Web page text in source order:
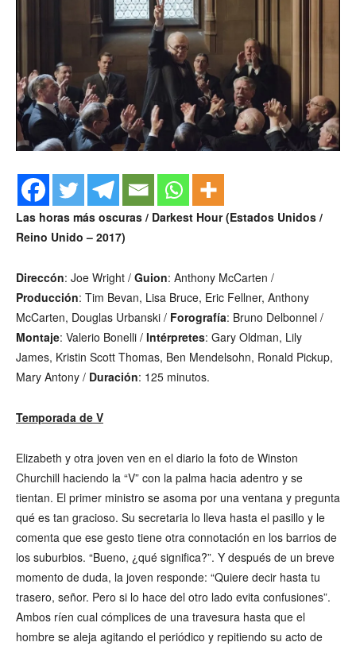
Las horas más oscuras / Darkest Hour (Estados Unidos /
Reino Unido – 2017)
Direccón: Joe Wright / Guion: Anthony McCarten /
Producción: Tim Bevan, Lisa Bruce, Eric Fellner, Anthony
McCarten, Douglas Urbanski / Forografía: Bruno Delbonnel /
Montaje: Valerio Bonelli / Intérpretes: Gary Oldman, Lily
James, Kristin Scott Thomas, Ben Mendelsohn, Ronald Pickup,
Mary Antony / Duración: 125 minutos.
Temporada de V
Elizabeth y otra joven ven en el diario la foto de Winston
Churchill haciendo la “V” con la palma hacia adentro y se
tientan. El primer ministro se asoma por una ventana y pregunta
qué es tan gracioso. Su secretaria lo lleva hasta el pasillo y le
comenta que ese gesto tiene otra connotación en los barrios de
los suburbios. “Bueno, ¿qué significa?”. Y después de un breve
momento de duda, la joven responde: “Quiere decir hasta tu
trasero, señor. Pero si lo hace del otro lado evita confusiones”.
Ambos ríen cual cómplices de una travesura hasta que el
hombre se aleja agitando el periódico y repitiendo su acto de